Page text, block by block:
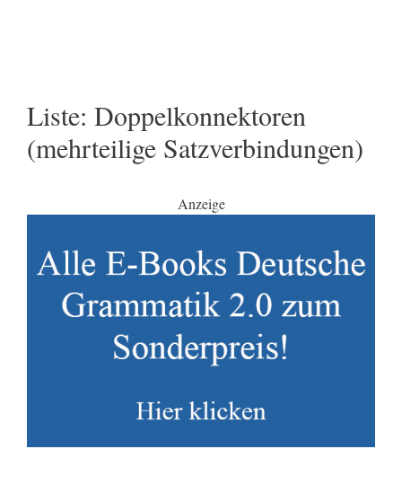
Liste: Doppelkonnektoren
(mehrteilige Satzverbindungen)
Anzeige